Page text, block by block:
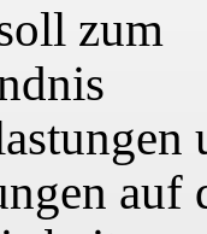
zum
auf